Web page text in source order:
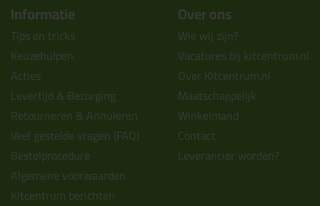
Informatie
Tips en tricks
Keuzehulpen
Acties
Levertijd & Bezorging
Retourneren & Annuleren
Veel gestelde vragen (FAQ)
Bestelprocedure
Algemene voorwaarden
Kitcentrum berichten
Over ons
Wie wij zijn?
Vacatures bij kitcentrum.nl
Over Kitcentrum.nl
Maatschappelijk
Winkelmand
Contact
Leverancier worden?